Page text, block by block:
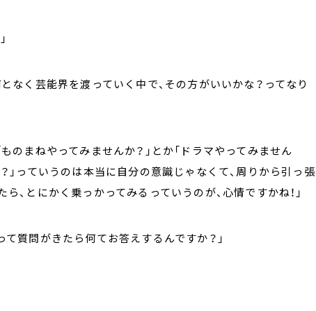
なく芸能界を渡っていく中で、その方がいいかな？ってなり
のまねやってみませんか？」とか「ドラマやってみません
」っていうのは本当に自分の意識じゃなくて、周りから引っ張
、とにかく乗っかってみるっていうのが、心情ですかね！」
質問がきたら何てお答えするんですか？」